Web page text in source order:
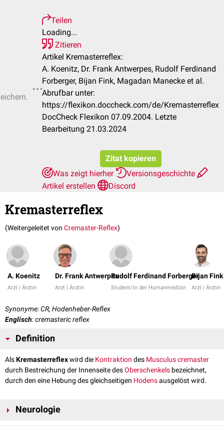
Teilen
Loading...
Zitieren
Artikel Kremasterreflex:
A. Koenitz, Dr. Frank Antwerpes, Rudolf Ferdinand
Forberger, Bijan Fink, Magadan Manecke et al.
Abrufbar unter:
https://flexikon.doccheck.com/de/Kremasterreflex
DocCheck Flexikon 07.09.2004. Letzte
Bearbeitung 21.03.2024
Zitat kopieren
Was zeigt hierher
Versionsgeschichte
Artikel erstellen
Discord
Kremasterreflex
(Weitergeleitet von Cremaster-Reflex)
A. Koenitz
Arzt | Ärztin
Dr. Frank Antwerpes
Arzt | Ärztin
Rudolf Ferdinand Forberger
Student/in der Humanmedizin
Bijan Fink
Arzt | Ärztin
Synonyme: CR, Hodenheber-Reflex
Englisch: cremasteric reflex
Definition
AlsKremasterreflexwird die Kontraktion des Musculus cremaster
durch Bestreichung der Innenseite desOberschenkels bezeichnet,
durch den eine Hebung des gleichseitigen Hodensausgelöst wird.
Neurologie